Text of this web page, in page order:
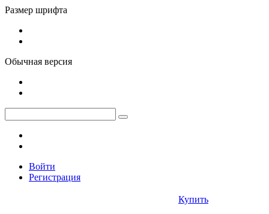
Размер шрифта
Обычная версия
Войти
Регистрация
Купить